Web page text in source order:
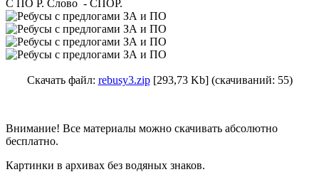
С ПО Р. Слово - СПОР.
Скачать файл: rebusy3.zip[293,73 Kb] (cкачиваний: 55)
Внимание! Все материалы можно скачивать абсолютно
бесплатно.
Картинки в архивах без водяных знаков.